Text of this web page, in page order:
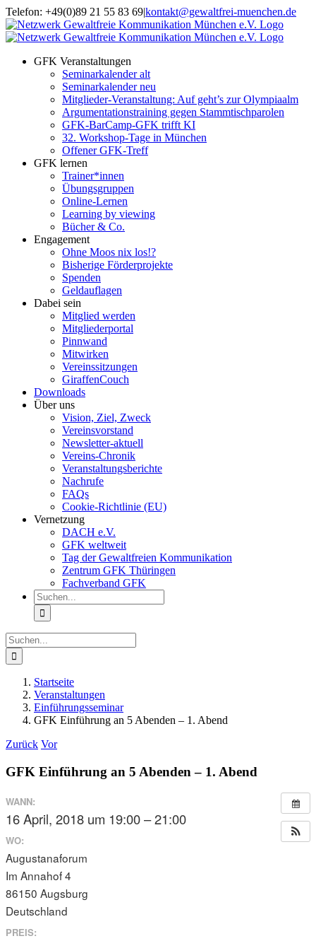
Zum
Inhalt
springen
Telefon: +49(0)89 21 55 83 69|kontakt@gewaltfrei-muenchen.de
Einloggen
Seminarkalender
Infos
zum
GFK Veranstaltungen
Seminarkalender alt
Seminarkalender neu
Mitglieder-Veranstaltung: Auf geht’s zur Olympiaalm
Argumentationstraining gegen Stammtischparolen
GFK-BarCamp-GFK trifft KI
32. Workshop-Tage in München
Offener GFK-Treff
GFK lernen
Trainer*innen
Übungsgruppen
Online-Lernen
Learning by viewing
Bücher & Co.
Engagement
Ohne Moos nix los!?
Bisherige Förderprojekte
Spenden
Geldauflagen
Dabei sein
Mitglied werden
Mitgliederportal
Pinnwand
Mitwirken
Vereinssitzungen
GiraffenCouch
Downloads
Über uns
Vision, Ziel, Zweck
Vereinsvorstand
Newsletter-aktuell
Vereins-Chronik
Veranstaltungsberichte
Nachrufe
FAQs
Cookie-Richtlinie (EU)
Vernetzung
DACH e.V.
GFK weltweit
Tag der Gewaltfreien Kommunikation
Zentrum GFK Thüringen
Fachverband GFK
Suche
nach:
Suche
nach:
Startseite
Veranstaltungen
Einführungsseminar
GFK Einführung an 5 Abenden – 1. Abend
Zurück Vor
GFK Einführung an 5 Abenden – 1. Abend
WANN:
16 April, 2018 um 19:00 – 21:00
WO:
Augustanaforum
Im Annahof 4
86150 Augsburg
Deutschland
PREIS: